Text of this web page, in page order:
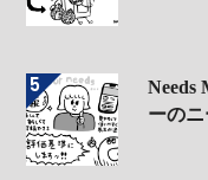
Needs
ーの